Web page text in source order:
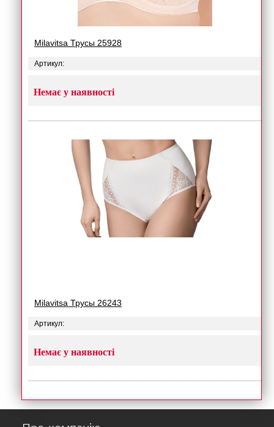
Milavitsa Трусы 25928
Артикул:
Немає у наявності
Milavitsa Трусы 26243
Артикул:
Немає у наявності